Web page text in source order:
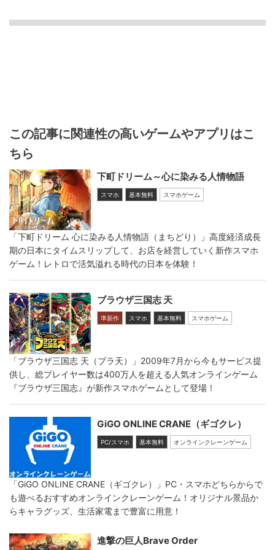
この記事に関連性の高いゲームやアプリはこ
ちら
下町ドリーム～心に染みる人情物語
スマホ 基本無料 スマホゲーム
「下町ドリーム 心に染みる人情物語（まちどり）」高度経済成長
期の日本にタイムスリップして、お店を経営していく新作スマホ
ゲーム！レトロで活気溢れる時代の日本を体験！
ブラウザ三国志 天
準新作 スマホ 基本無料 スマホゲーム
「ブラウザ三国志 天（ブラ天）」2009年7月から今もサービス提
供し、総プレイヤー数は400万人を超える人気オンラインゲーム
『ブラウザ三国志』が新作スマホゲームとして登場！
GiGO ONLINE CRANE（ギゴクレ）
PC/スマホ 基本無料 オンラインクレーンゲーム
「GiGO ONLINE CRANE（ギゴクレ）」PC・スマホどちらからで
も遊べるおすすめオンラインクレーンゲーム！オリジナル景品か
らキャラグッズ、生活家電まで豊富に用意！
進撃の巨人Brave Order